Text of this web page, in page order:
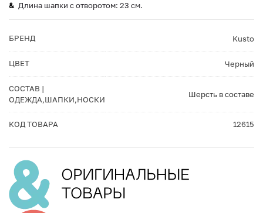
Длина шапки с отворотом: 23 см.
БРЕНД Kusto
ЦВЕТ Черный
СОСТАВ |
ОДЕЖДА,ШАПКИ,НОСКИ
Шерсть в составе
КОД ТОВАРА 12615